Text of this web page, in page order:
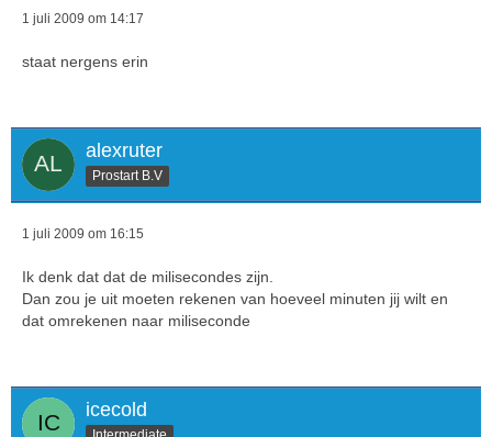
1 juli 2009 om 14:17
staat nergens erin
alexruter
Prostart B.V
1 juli 2009 om 16:15
Ik denk dat dat de milisecondes zijn.
Dan zou je uit moeten rekenen van hoeveel minuten jij wilt en
dat omrekenen naar miliseconde
icecold